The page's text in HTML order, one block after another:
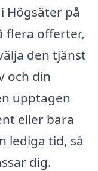
Högsäter på
flera offerter,
den tjänst
och din
upptagen
eller bara
lediga tid, så
dig.